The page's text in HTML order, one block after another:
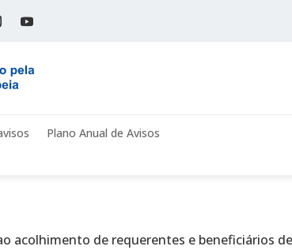
Plano Anual de Avisos
acolhimento de requerentes e beneficiários